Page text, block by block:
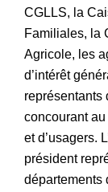
CGLLS, la
Familiales, la
Agricole, les
d’intérêt
représentants
concourant
et d’usagers.
président
départements